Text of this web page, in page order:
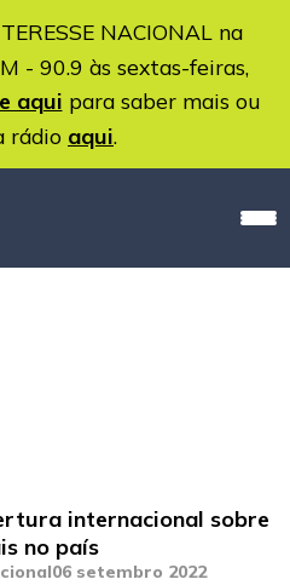
NACIONAL na
- 90.9 às sextas-feiras,
aqui para saber mais ou
rádio aqui.
internacional sobre
no país
06 setembro 2022